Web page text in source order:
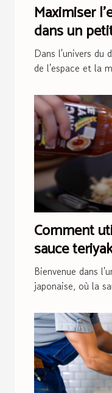
Maximiser
dans un
Astuces
Dans l'univers du
de l'espace et la
Comment
sauce
Bienvenue dans
japonaise, où la